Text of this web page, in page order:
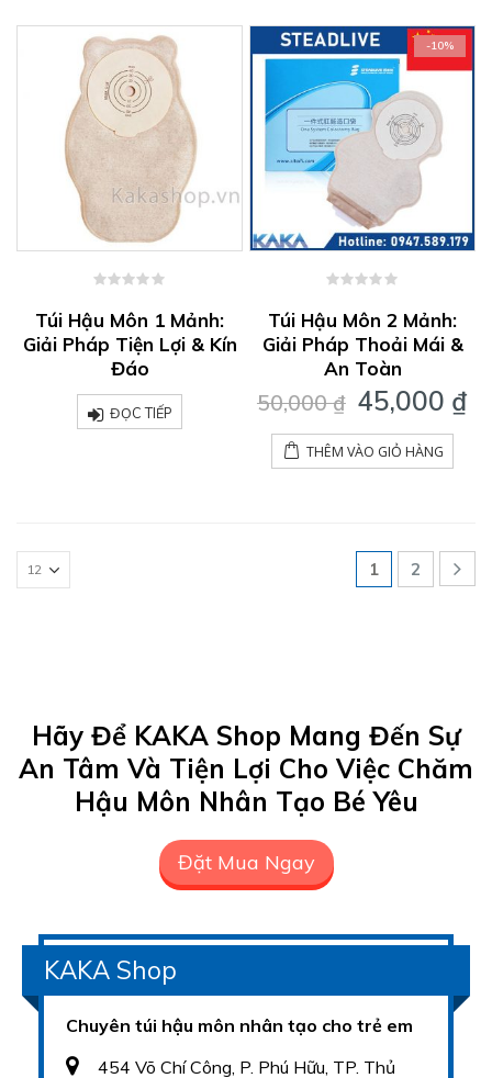
out
of
5
Túi Hậu Môn 1 Mảnh:
Giải Pháp Tiện Lợi & Kín
Đáo
ĐỌC TIẾP
-10%
out
of
5
Túi Hậu Môn 2 Mảnh:
Giải Pháp Thoải Mái &
An Toàn
50,000₫ Giá
gốc
là:
50,000 ₫.
45,000 ₫
THÊM VÀO GIỎ HÀNG
1 2
Hãy Để KAKA Shop Mang Đến Sự
An Tâm Và Tiện Lợi Cho Việc Chăm
Hậu Môn Nhân Tạo Bé Yêu
Đặt Mua Ngay
KAKA Shop
Chuyên túi hậu môn nhân tạo cho trẻ em
454 Võ Chí Công, P. Phú Hữu, TP. Thủ